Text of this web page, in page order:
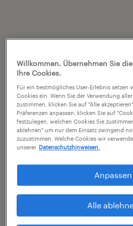
Willkommen. Übernehmen Sie
Ihre Cookies.
Für ein bestmögliches User-Erlebnis setzen
Cookies ein. Wenn Sie der Verwendung
zustimmen, klicken Sie auf "Alle
Präferenzen anpassen, klicken Sie auf
festzulegen, welchen Cookies Sie
ablehnen" um nur dem Einsatz zwingend
zuzustimmen. Welche Cookies wir
unserer Datenschutzhinweisen.
Anpassen
Alle